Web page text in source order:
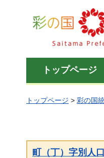
彩の国 埼玉県
トップページ
トップページ > 彩の国
町（丁）字別人